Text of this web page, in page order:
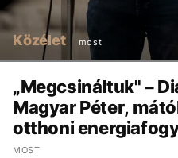
Közélet most
„Megcsináltuk" –
Magyar Péter,
otthoni
MOST